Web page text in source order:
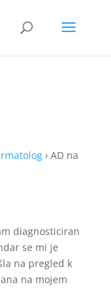
› AD na
diagnosticiran
se mi je
na pregled k
na mojem